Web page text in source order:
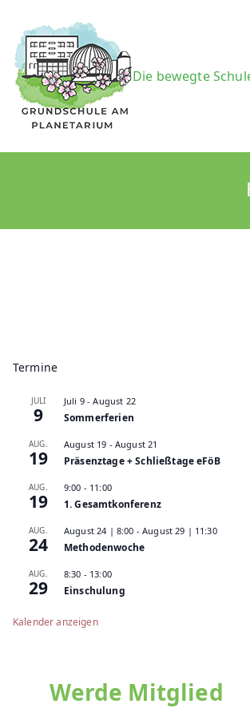
Inhalt
springen
Die bewegte
Termine
JULI
9
Juli 9-August 22
Sommerferien
AUG.
19
August 19 - August 21
Präsenztage + Schließtage eFöB
AUG.
19
9:00 - 11:00
1. Gesamtkonferenz
AUG.
24
August 24 | 8:00 -August 29 | 11:30
Methodenwoche
AUG.
29
8:30 - 13:00
Einschulung
Kalender anzeigen
Werde Mitglied